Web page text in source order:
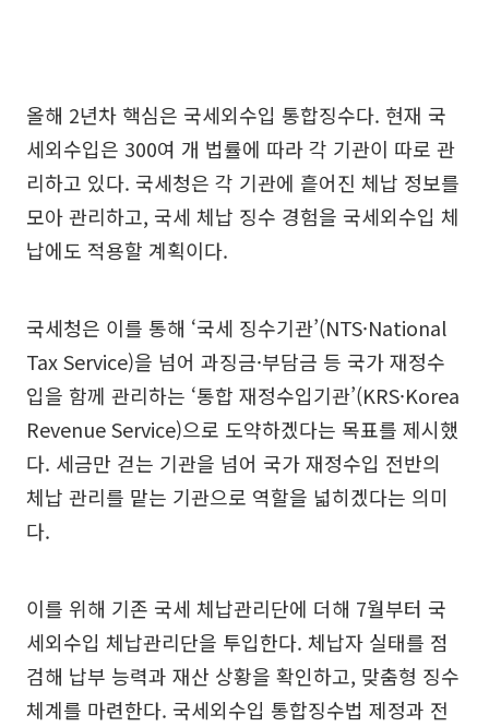
올해 2년차 핵심은 국세외수입 통합징수다. 현재 국
세외수입은 300여 개 법률에 따라 각 기관이 따로 관
리하고 있다. 국세청은 각 기관에 흩어진 체납 정보를
모아 관리하고, 국세 체납 징수 경험을 국세외수입 체
납에도 적용할 계획이다.
국세청은 이를 통해 ‘국세 징수기관’(NTS·National
Tax Service)을 넘어 과징금·부담금 등 국가 재정수
입을 함께 관리하는 ‘통합 재정수입기관’(KRS·Korea
Revenue Service)으로 도약하겠다는 목표를 제시했
다. 세금만 걷는 기관을 넘어 국가 재정수입 전반의
체납 관리를 맡는 기관으로 역할을 넓히겠다는 의미
다.
이를 위해 기존 국세 체납관리단에 더해 7월부터 국
세외수입 체납관리단을 투입한다. 체납자 실태를 점
검해 납부 능력과 재산 상황을 확인하고, 맞춤형 징수
체계를 마련한다. 국세외수입 통합징수법 제정과 전